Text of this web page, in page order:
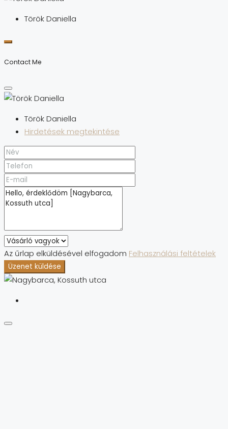
Török Daniella
Contact Me
Török Daniella
Hirdetések megtekintése
Az űrlap elküldésével elfogadom Felhasználási feltételek
Üzenet küldése